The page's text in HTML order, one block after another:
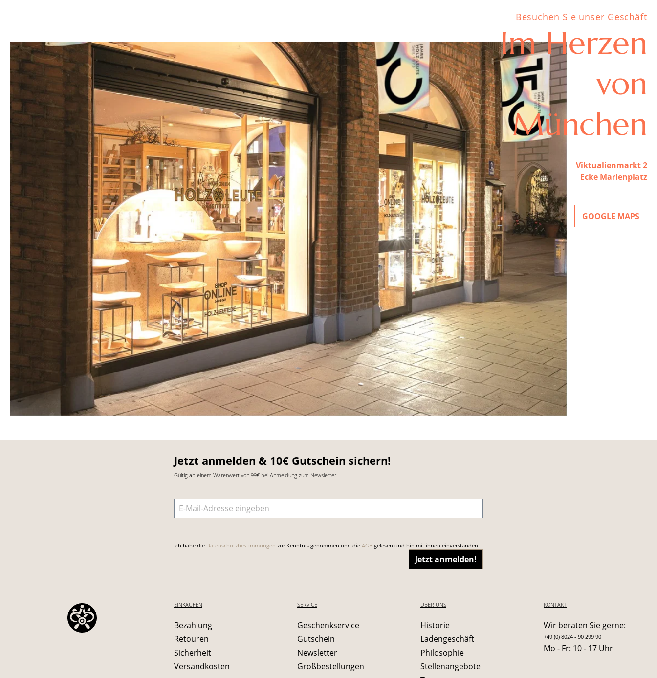
Besuchen Sie unser Geschäft
Im Herzen
von
München
Viktualienmarkt 2
Ecke Marienplatz
GOOGLE MAPS
Jetzt anmelden & 10€ Gutschein sichern!
Gültig ab einem Warenwert von 99€ bei Anmeldung zum Newsletter.
E-Mail-Adresse
Ich habe die Datenschutzbestimmungen zur Kenntnis genommen und die AGB gelesen und bin mit ihnen einverstanden.
Jetzt anmelden!
EINKAUFEN
Bezahlung
Retouren
Sicherheit
Versandkosten
SERVICE
Geschenkservice
Gutschein
Newsletter
Großbestellungen
ÜBER UNS
Historie
Ladengeschäft
Philosophie
Stellenangebote
KONTAKT
Wir beraten Sie gerne:
+49 (0) 8024 - 90 299 90
Mo - Fr: 10 - 17 Uhr